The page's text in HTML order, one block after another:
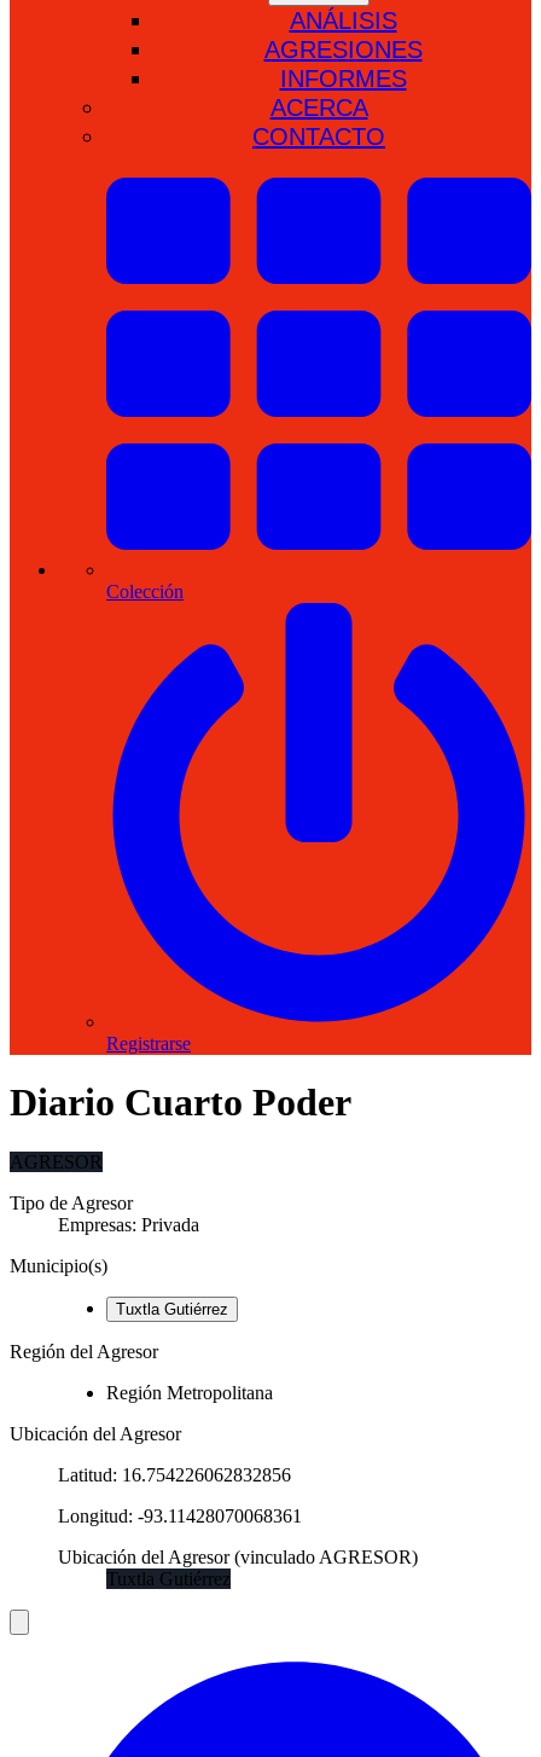
ANÁLISIS
AGRESIONES
INFORMES
ACERCA
CONTACTO
Colección
Registrarse
Diario Cuarto Poder
AGRESOR
Tipo de Agresor
Empresas: Privada
Municipio(s)
Tuxtla Gutiérrez
Región del Agresor
Región Metropolitana
Ubicación del Agresor
Latitud: 16.754226062832856
Longitud: -93.11428070068361
Ubicación del Agresor(vinculado AGRESOR)
Tuxtla Gutiérrez